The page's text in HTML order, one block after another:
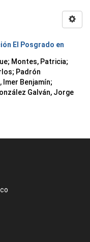
El Posgrado en
; Montes, Patricia;
; Padrón
Imer Benjamín;
Galván, Jorge